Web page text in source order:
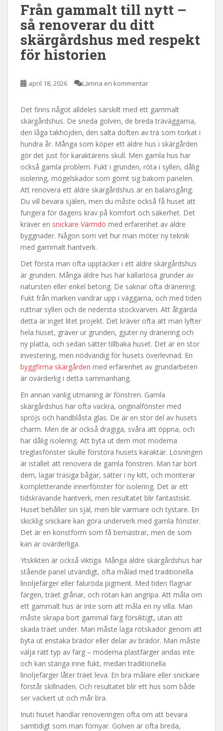
Från gammalt till nytt –
så renoverar du ditt
skärgårdshus med respekt
för historien
april 18, 2026 Lämna en kommentar
Det finns något alldeles särskilt med ett gammalt
skärgårdshus. De sneda golven, de breda träväggarna,
den låga takhöjden, den salta doften av trä som torkat i
hundra år. Många som köper ett äldre hus i skärgården
gör det just för karaktärens skull. Men gamla hus har
också gamla problem. Fukt i grunden, röta i syllen, dålig
isolering, mögelskador som gömt sig bakom panelen.
Att renovera ett äldre skärgårdshus är en balansgång.
Du vill bevara själen, men du måste också få huset att
fungera för dagens krav på komfort och säkerhet. Det
kräver en snickare Värmdö med erfarenhet av äldre
byggnader. Någon som vet hur man möter ny teknik
med gammalt hantverk.
Det första man ofta upptäcker i ett äldre skärgårdshus
är grunden. Många äldre hus har källarlösa grunder av
natursten eller enkel betong. De saknar ofta dränering.
Fukt från marken vandrar upp i väggarna, och med tiden
ruttnar syllen och de nedersta stockvarven. Att åtgärda
detta är inget litet projekt. Det kräver ofta att man lyfter
hela huset, gräver ur grunden, gjuter ny dränering och
ny platta, och sedan sätter tillbaka huset. Det är en stor
investering, men nödvändig för husets överlevnad. En
byggfirma skärgården med erfarenhet av grundarbeten
är ovärderlig i detta sammanhang.
En annan vanlig utmaning är fönstren. Gamla
skärgårdshus har ofta vackra, originalfönster med
spröjs och handblåsta glas. De är en stor del av husets
charm. Men de är också dragiga, svåra att öppna, och
har dålig isolering. Att byta ut dem mot moderna
treglasfönster skulle förstöra husets karaktär. Lösningen
är istället att renovera de gamla fönstren. Man tar bort
dem, lagar trasiga bågar, sätter i ny kitt, och monterar
kompletterande innerfönster för isolering. Det är ett
tidskrävande hantverk, men resultatet blir fantastiskt.
Huset behåller sin själ, men blir varmare och tystare. En
skicklig snickare kan göra underverk med gamla fönster.
Det är en konstform som få bemästrar, men de som
kan är ovärderliga.
Ytskikten är också viktiga. Många äldre skärgårdshus har
stående panel utvändigt, ofta målad med traditionella
linoljefärger eller faluröda pigment. Med tiden flagnar
färgen, träet grånar, och rötan kan angripa. Att måla om
ett gammalt hus är inte som att måla en ny villa. Man
måste skrapa bort gammal färg försiktigt, utan att
skada träet under. Man måste laga rötskador genom att
byta ut enstaka brädor eller delar av brädor. Man måste
välja rätt typ av färg – moderna plastfärger andas inte
och kan stänga inne fukt, medan traditionella
linoljefärger låter träet leva. En bra målare eller snickare
förstår skillnaden. Och resultatet blir ett hus som både
ser vackert ut och mår bra.
Inuti huset handlar renoveringen ofta om att bevara
samtidigt som man förnyar. Golven är ofta breda,